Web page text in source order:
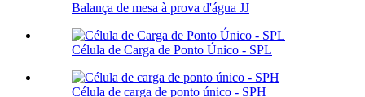
Balança de mesa à prova d'água JJ
Célula de Carga de Ponto Único - SPL
Célula de carga de ponto único - SPH